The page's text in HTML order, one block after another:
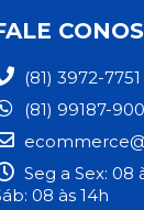
(81) 3972-7751
(81) 99187-
Seg a Sex: 08
08 às 14h